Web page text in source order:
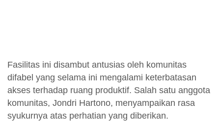
Fasilitas ini disambut antusias oleh komunitas
difabel yang selama ini mengalami keterbatasan
akses terhadap ruang produktif. Salah satu anggota
komunitas, Jondri Hartono, menyampaikan rasa
syukurnya atas perhatian yang diberikan.